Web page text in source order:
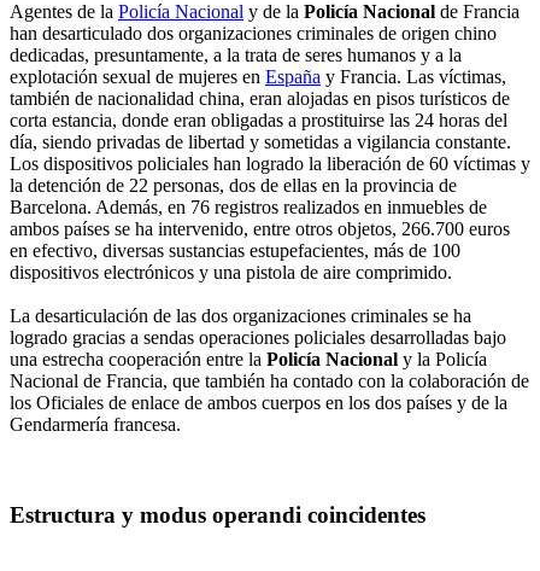
Agentes de la Policía Nacional y de la Policía Nacional de Francia
han desarticulado dos organizaciones criminales de origen chino
dedicadas, presuntamente, a la trata de seres humanos y a la
explotación sexual de mujeres en España y Francia. Las víctimas,
también de nacionalidad china, eran alojadas en pisos turísticos de
corta estancia, donde eran obligadas a prostituirse las 24 horas del
día, siendo privadas de libertad y sometidas a vigilancia constante.
Los dispositivos policiales han logrado la liberación de 60 víctimas y
la detención de 22 personas, dos de ellas en la provincia de
Barcelona. Además, en 76 registros realizados en inmuebles de
ambos países se ha intervenido, entre otros objetos, 266.700 euros
en efectivo, diversas sustancias estupefacientes, más de 100
dispositivos electrónicos y una pistola de aire comprimido.
La desarticulación de las dos organizaciones criminales se ha
logrado gracias a sendas operaciones policiales desarrolladas bajo
una estrecha cooperación entre la Policía Nacional y la Policía
Nacional de Francia, que también ha contado con la colaboración de
los Oficiales de enlace de ambos cuerpos en los dos países y de la
Gendarmería francesa.
Estructura y modus operandi coincidentes